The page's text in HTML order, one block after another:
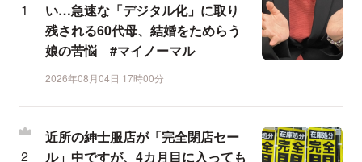
い…急速な「デジタル化」に取り
残される60代母、結婚をためらう
娘の苦悩 #マイノーマル
2026年08月04日 17時00分
近所の紳士服店が「完全閉店セー
ル」中ですが、4カ月目に入っても